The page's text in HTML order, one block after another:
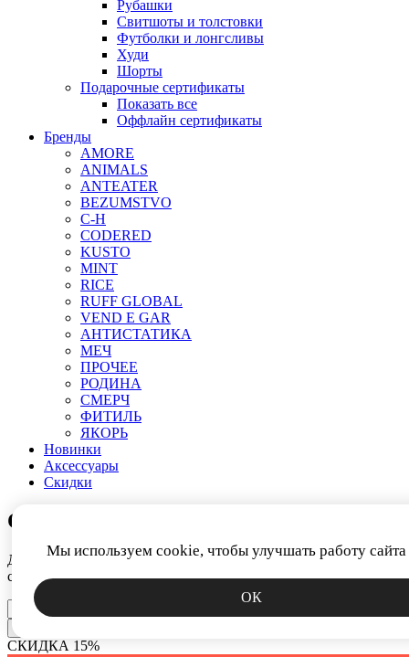
Мы используем cookie, чтобы улучшать работу сайта
ОК
Рубашки
Свитшоты и толстовки
Футболки и лонгсливы
Худи
Шорты
Подарочные сертификаты
Показать все
Оффлайн сертификаты
Бренды
AMORE
ANIMALS
ANTEATER
BEZUMSTVO
C-H
CODERED
KUSTO
MINT
RICE
RUFF GLOBAL
VEND E GAR
АНТИСТАТИКА
МЕЧ
ПРОЧЕЕ
РОДИНА
СМЕРЧ
ФИТИЛЬ
ЯКОРЬ
Новинки
Аксессуары
Скидки
СКИДКА 15%
Дарим промокод за подписку на новости. Узнавайте первым о
скидках, коллекциях и спецпредложениях.
СКИДКА 15%